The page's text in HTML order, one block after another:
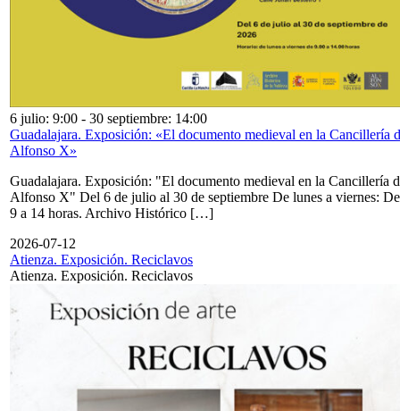
6 julio: 9:00 - 30 septiembre: 14:00
Guadalajara. Exposición: «El documento medieval en la Cancillería
Alfonso X»
Guadalajara. Exposición: "El documento medieval en la Cancillería
Alfonso X" Del 6 de julio al 30 de septiembre De lunes a viernes: De
9 a 14 horas. Archivo Histórico […]
2026-07-12
Atienza. Exposición. Reciclavos
Atienza. Exposición. Reciclavos